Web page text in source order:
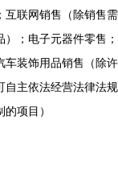
互联网销售（除销售需
）；电子元器件零售；
车装饰用品销售（除许
自主依法经营法律法规
项目）